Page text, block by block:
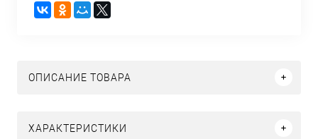
ОПИСАНИЕ ТОВАРА
ХАРАКТЕРИСТИКИ